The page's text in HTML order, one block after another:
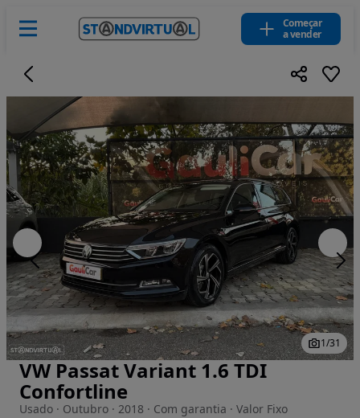
Começar
a vender
Imagem 1 de 31
1/31
VW Passat Variant 1.6 TDI
Confortline
Usado · Outubro · 2018 · Com garantia · Valor Fixo